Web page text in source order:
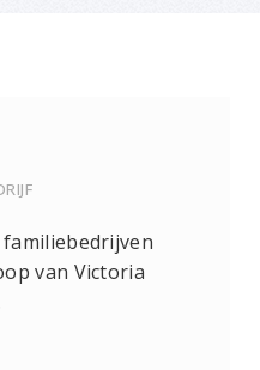
van Victoria